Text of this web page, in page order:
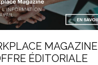
MAGAZINE
ÉDITORIALE